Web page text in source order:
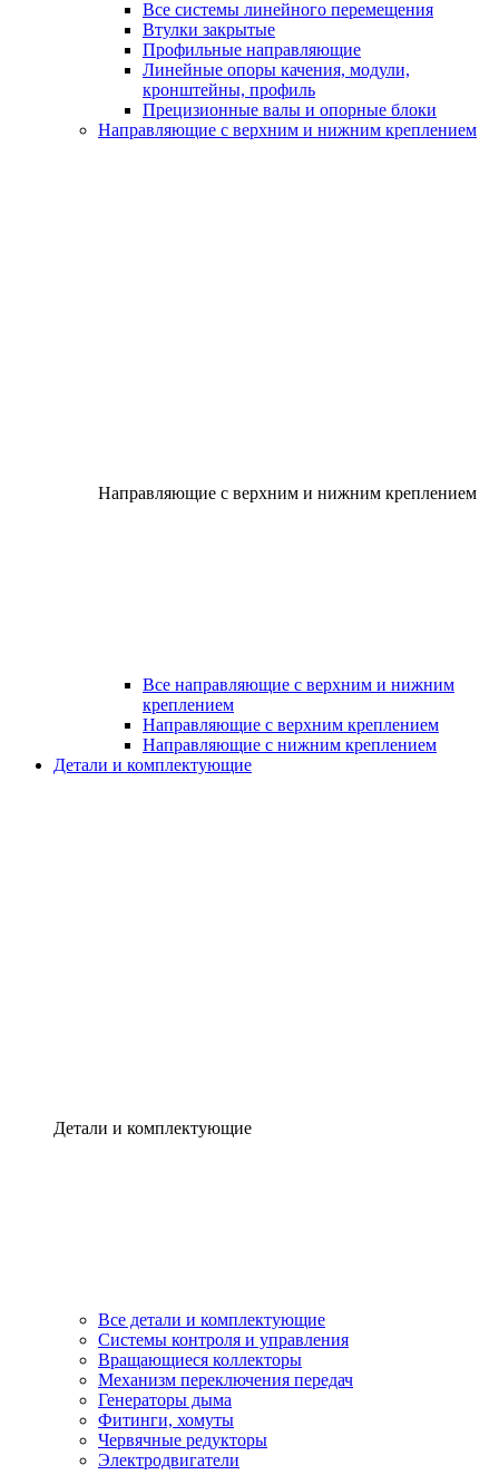
Все системы линейного перемещения
Втулки закрытые
Профильные направляющие
Линейные опоры качения, модули,
кронштейны, профиль
Прецизионные валы и опорные блоки
Направляющие с верхним и нижним креплением
Направляющие с верхним и нижним креплением
Все направляющие с верхним и нижним
креплением
Направляющие с верхним креплением
Направляющие с нижним креплением
Детали и комплектующие
Детали и комплектующие
Все детали и комплектующие
Системы контроля и управления
Вращающиеся коллекторы
Механизм переключения передач
Генераторы дыма
Фитинги, хомуты
Червячные редукторы
Электродвигатели